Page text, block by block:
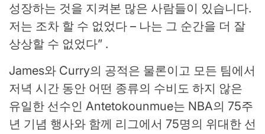
성장하는 것을 지켜본 많은 사람들이 있습니다.
저는 조차 할 수 없었다 – 나는 그 순간을 더 잘
상상할 수 없었다” .
James와 Curry의 공적은 물론이고 모든 팀에서
저녁 시간 동안 어떤 종류의 수비도 하지 않은
유일한 선수인 Antetokounmue는 NBA의 75주
년 기념 행사와 함께 리그에서 75명의 위대한 선